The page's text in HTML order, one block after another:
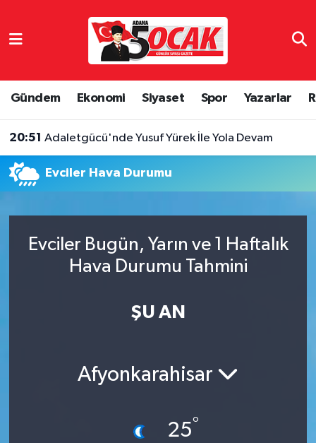
Gündem Ekonomi Siyaset Spor Yazarlar
20:51 Adaletgücü'nde Yusuf Yürek İle Yola Devam
Evciler Hava Durumu
Evciler Bugün, Yarın ve 1 Haftalık
Hava Durumu Tahmini
ŞU AN
Afyonkarahisar
25°
Gündem
Adana Nöbetçi Eczaneler
Son Dakika Haberleri